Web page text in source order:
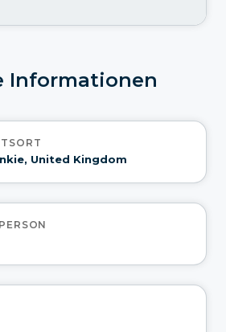
Informationen
United Kingdom